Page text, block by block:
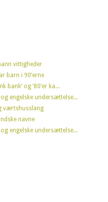
vittigheder
barn i 90’erne
bank’ og ’80’er ka...
engelske undersættelse...
værtshusslang
navne
engelske undersættelse...